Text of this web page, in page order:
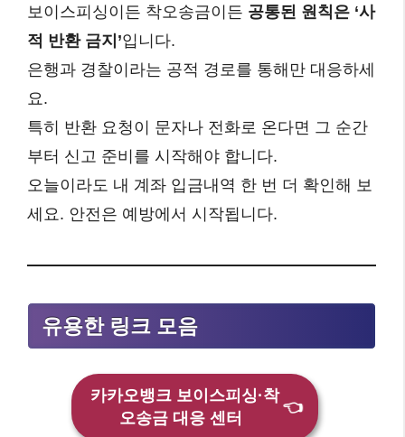
보이스피싱이든 착오송금이든 공통된 원칙은 ‘사
적 반환 금지’입니다.
은행과 경찰이라는 공적 경로를 통해만 대응하세
요.
특히 반환 요청이 문자나 전화로 온다면 그 순간
부터 신고 준비를 시작해야 합니다.
오늘이라도 내 계좌 입금내역 한 번 더 확인해 보
세요. 안전은 예방에서 시작됩니다.
유용한 링크 모음
카카오뱅크 보이스피싱·착
오송금 대응 센터
👈